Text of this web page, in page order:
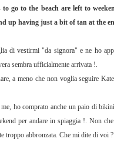
go to the beach are left to
up having just a bit of tan at the
di vestirmi "da signora" e ne ho
sembra ufficialmente arrivata !.
a meno che non voglia seguire
ho comprato anche un paio di
per andare in spiaggia !. Non
troppo abbronzata. Che mi dite di voi ?.